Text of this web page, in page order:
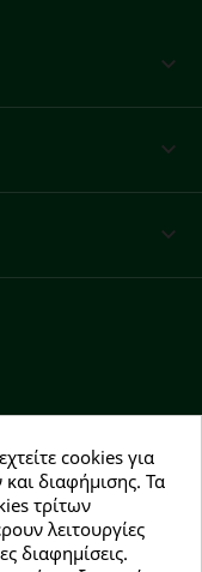



πρώτοι που θα
εκπτώσεις
cookies για
διαφήμισης. Τα
τρίτων
λειτουργίες
διαφημίσεις.